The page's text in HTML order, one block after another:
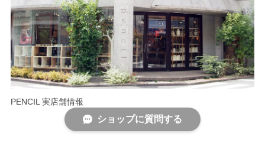
PENCIL 実店舗情報
ショップに質問する